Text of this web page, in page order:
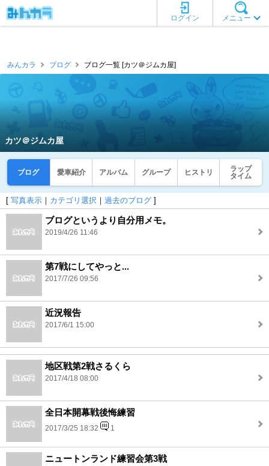
メニュー
ログイン
みんカラ ブログ ブログ一覧 [カツ＠ジムカ屋]
カツ＠ジムカ屋
ブログ 愛車紹介 アルバム グループ ヒストリ
ラップ
タイム
[ 写真表示 ｜ カテゴリ選択 ｜ 過去のブログ ]
ブログというより自分用メモ。
2019/4/26 11:46
第7戦にしてやっと...
2017/7/26 09:56
近況報告
2017/6/1 15:00
地区戦第2戦さるくら
2017/4/18 08:00
全日本開幕戦後悔練習
2017/3/25 18:32 1
ニュートンランド練習会第3戦